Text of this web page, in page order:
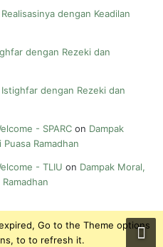
dengan Keadilan
dengan Rezeki dan
dengan Rezeki dan
- SPARC on Dampak
Ramadhan
- TLIU on Dampak Moral,
Go to the Theme options
to to refresh it.